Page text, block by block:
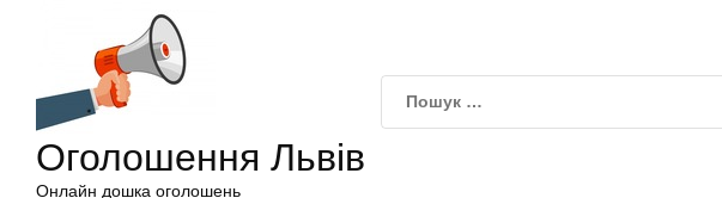
Оголошення Львів
Онлайн дошка оголошень